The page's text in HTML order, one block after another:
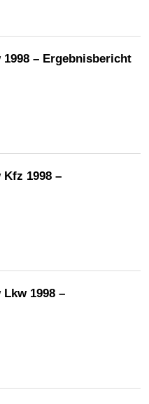
1998 – Ergebnisbericht
Kfz 1998 –
1998 –